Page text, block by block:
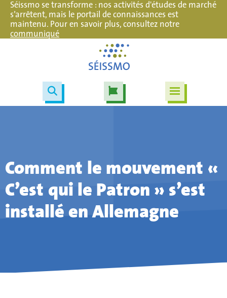
Séissmo se transforme : nos activités d'études de marché
s’arrêtent, mais le portail de connaissances est
maintenu. Pour en savoir plus, consultez notre
communiqué
Comment le mouvement «
C’est qui le Patron » s’est
installé en Allemagne